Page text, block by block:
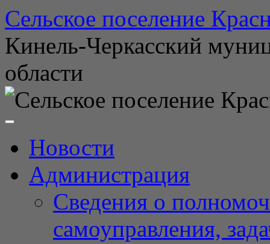
Перейти
к
содержимому
Сельское поселение
Кинель-Черкасский
области
Новости
Администрация
Сведения о
самоуправления,